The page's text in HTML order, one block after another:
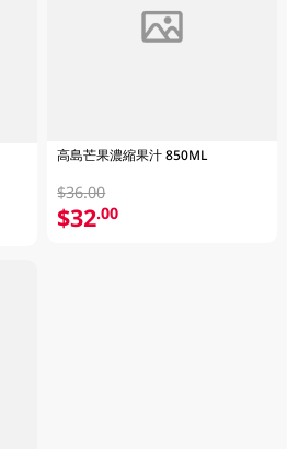
高島芒果濃縮果汁 850ML
$36.00
$32.00